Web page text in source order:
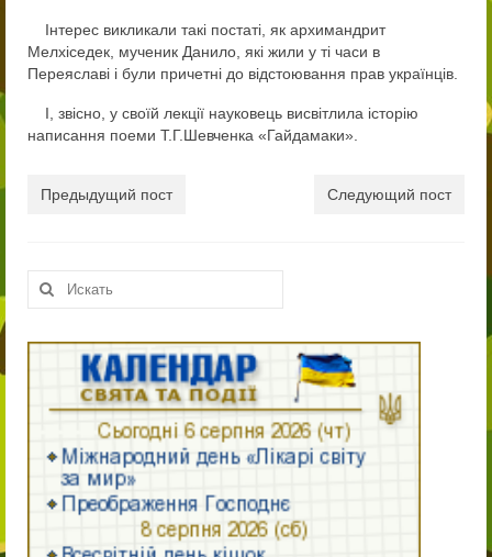
Адміністрація
Педагогічний колектив ліцею «Патріот»
Вступ до ліцею
10-й клас
11-й клас
Випускнику 2021
Контакти
Інтерес викликали такі постаті, як архимандрит
Мелхіседек, мученик Данило, які жили у ті часи в
Переяславі і були причетні до відстоювання прав українців.
І, звісно, у своїй лекції науковець висвітлила історію
написання поеми Т.Г.Шевченка «Гайдамаки».
Предыдущий пост Следующий пост
Искать: